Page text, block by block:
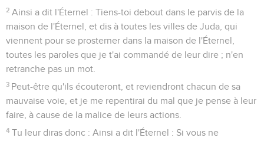
2 Ainsi a dit l'Éternel : Tiens-toi debout dans le parvis de la
maison de l'Éternel, et dis à toutes les villes de Juda, qui
viennent pour se prosterner dans la maison de l'Éternel,
toutes les paroles que je t'ai commandé de leur dire ; n'en
retranche pas un mot.
3 Peut-être qu'ils écouteront, et reviendront chacun de sa
mauvaise voie, et je me repentirai du mal que je pense à leur
faire, à cause de la malice de leurs actions.
4 Tu leur diras donc : Ainsi a dit l'Éternel : Si vous ne